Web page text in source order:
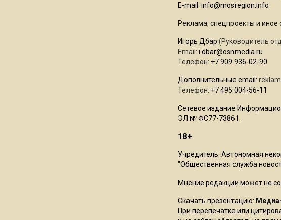
E-mail: info@mosregion.info
Реклама, спецпроекты и иное
Игорь Дбар (Руководитель
Email: i.dbar@osnmedia.ru
Телефон: +7 909 936-02-90
Дополнительные email:
Телефон: +7 495 004-56-11
Сетевое издание
ЭЛ № ФС77-73861.
18+
Учредитель: Автономная
"Общественная служба
Мнение редакции может не
Скачать презентацию:
При перепечатке или